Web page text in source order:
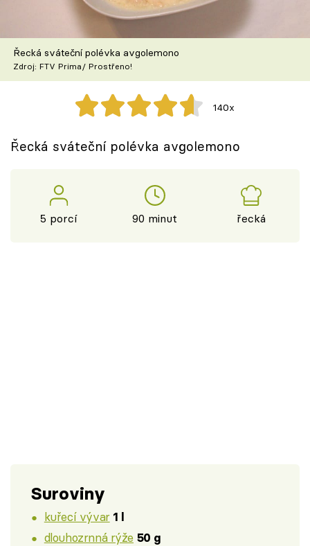
Škola vaření
Recepty z TV
Speciál: Cuketa
Těhotnej kuchař
Sledujte prima+
Přihlášení
Řecká sváteční polévka avgolemono
Zdroj: FTV Prima/ Prostřeno!
140x
Řecká sváteční polévka avgolemono
5 porcí 90 minut řecká
Suroviny
kuřecí vývar 1 l
dlouhozrnná rýže 50 g